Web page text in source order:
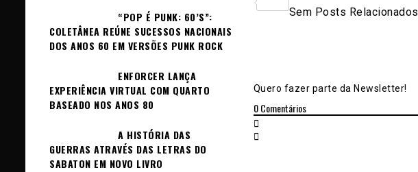
Sem Posts Relacionados
Quero fazer parte da Newsletter!
0Comentários
“POP É PUNK: 60’S”:
COLETÂNEA REÚNE SUCESSOS NACIONAIS
DOS ANOS 60 EM VERSÕES PUNK ROCK
ENFORCER LANÇA
EXPERIÊNCIA VIRTUAL COM QUARTO
BASEADO NOS ANOS 80
A HISTÓRIA DAS
GUERRAS ATRAVÉS DAS LETRAS DO
SABATON EM NOVO LIVRO